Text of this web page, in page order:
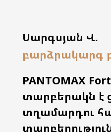
Սարգսյան Վ.
բարձրակարգ
PANTOMAX
տարբերակն է
տղամարդու